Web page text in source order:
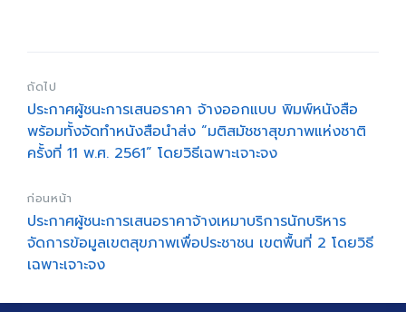
ถัดไป
ประกาศผู้ชนะการเสนอราคา จ้างออกแบบ พิมพ์หนังสือ
พร้อมทั้งจัดทำหนังสือนำส่ง “มติสมัชชาสุขภาพแห่งชาติ
ครั้งที่ 11 พ.ศ. 2561” โดยวิธีเฉพาะเจาะจง
ก่อนหน้า
ประกาศผู้ชนะการเสนอราคาจ้างเหมาบริการนักบริหาร
จัดการข้อมูลเขตสุขภาพเพื่อประชาชน เขตพื้นที่ 2 โดยวิธี
เฉพาะเจาะจง